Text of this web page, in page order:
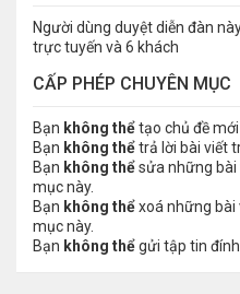
Người dùng duyệt diễn đàn
trực tuyến và 6 khách
CẤP PHÉP CHUYÊN MỤC
Bạn không thểtạo chủ đề
Bạn không thểtrả lời bài viết
Bạn không thểsửa những bài
mục này.
Bạn không thểxoá những bài
mục này.
Bạn không thểgửi tập tin